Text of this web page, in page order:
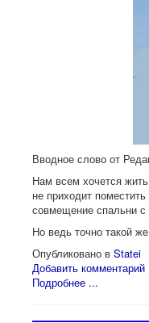
Вводное слово от
Нам всем хочется
не приходит
совмещение спальни с
Но ведь точно такой
Опубликовано в Statei
Добавить комментарий
Подробнее ...